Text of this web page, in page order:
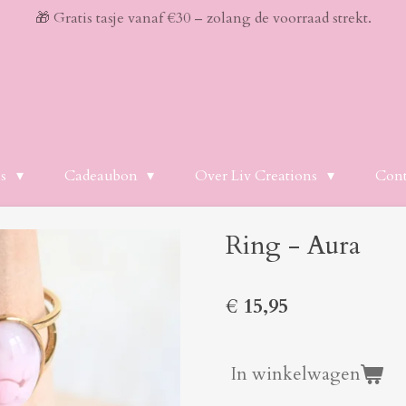
🎁 Gratis tasje vanaf €30 – zolang de voorraad strekt.
Cadeaubon Over Liv Creations
Ring - Aura
€ 15,95
In winkelwagen